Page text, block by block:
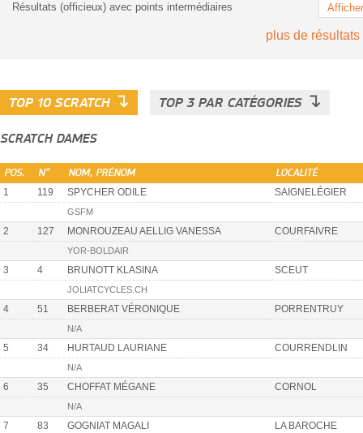
Résultats (officieux) avec points intermédiaires Afficher
plus de résultats
TOP 10 SCRATCH ↴ TOP 3 PAR CATÉGORIES ↴
SCRATCH DAMES
POS. N° NOM, PRÉNOM LOCALITÉ
1 119 SPYCHER ODILE SAIGNELÉGIER
GSFM
2 127 MONROUZEAU AELLIG VANESSA COURFAIVRE
YOR-BOLDAIR
3 4 BRUNOTT KLASINA SCEUT
JOLIATCYCLES.CH
4 51 BERBERAT VÉRONIQUE PORRENTRUY
N/A
5 34 HURTAUD LAURIANE COURRENDLIN
N/A
6 35 CHOFFAT MÉGANE CORNOL
N/A
7 83 GOGNIAT MAGALI LA BAROCHE